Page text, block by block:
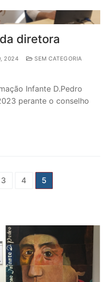
diretora
2024
SEM CATEGORIA
Infante D.Pedro
perante o conselho
3 4 5